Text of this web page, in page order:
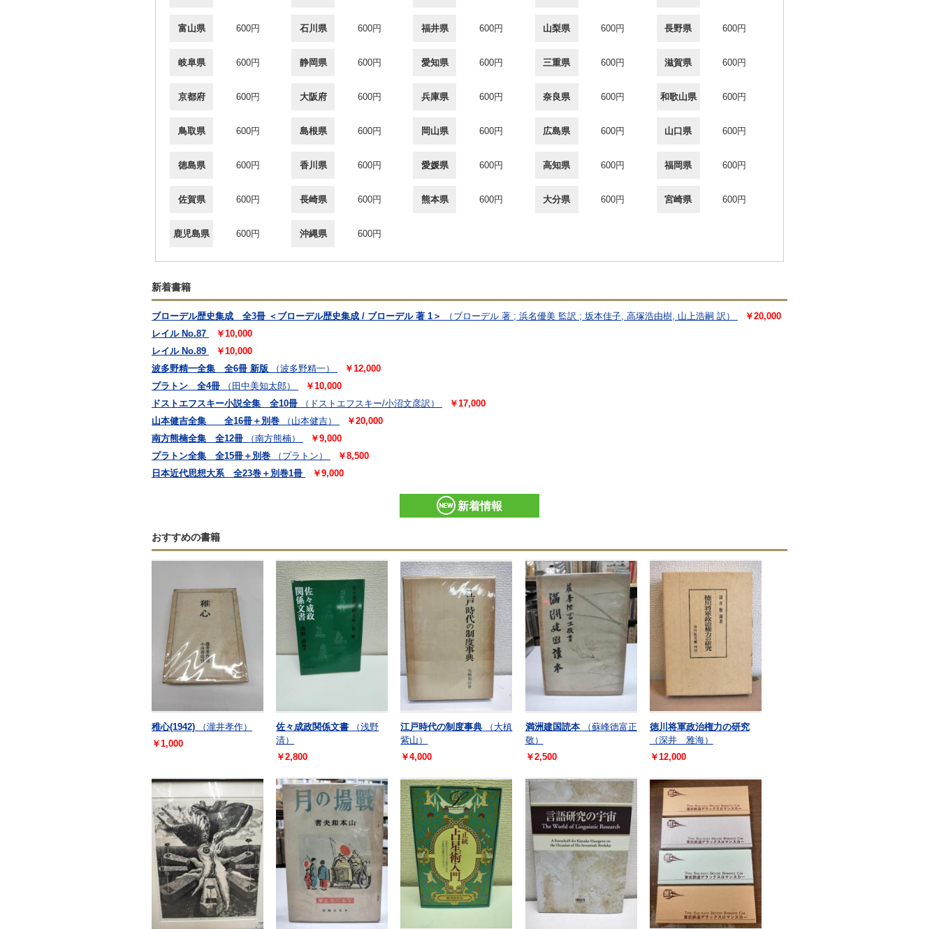
富山県 600円 石川県 600円 福井県 600円 山梨県 600円 長野県 600円
岐阜県 600円 静岡県 600円 愛知県 600円 三重県 600円 滋賀県 600円
京都府 600円 大阪府 600円 兵庫県 600円 奈良県 600円 和歌山県 600円
鳥取県 600円 島根県 600円 岡山県 600円 広島県 600円 山口県 600円
徳島県 600円 香川県 600円 愛媛県 600円 高知県 600円 福岡県 600円
佐賀県 600円 長崎県 600円 熊本県 600円 大分県 600円 宮崎県 600円
鹿児島県 600円 沖縄県 600円
新着書籍
ブローデル歴史集成 全3冊 ＜ブローデル歴史集成 / ブローデル 著 1＞ （ブローデル 著 ; 浜名優美 監訳 ; 坂本佳子, 高塚浩由樹, 山上浩嗣 訳）
￥20,000
レイル No.87
￥10,000
レイル No.89
￥10,000
波多野精一全集 全6冊 新版
（波多野精一）
￥12,000
プラトン 全4冊
（田中美知太郎）
￥10,000
ドストエフスキー小説全集 全10冊
（ドストエフスキー/小沼文彦訳）
￥17,000
山本健吉全集 全16冊＋別巻
（山本健吉）
￥20,000
南方熊楠全集 全12冊
（南方熊楠）
￥9,000
プラトン全集 全15冊＋別巻
（プラトン）
￥8,500
日本近代思想大系 全23巻＋別巻1冊
￥9,000
新着情報
おすすめの書籍
稚心(1942)
（瀧井孝作）
￥1,000
佐々成政関係文書
（浅野
清）
￥2,800
江戸時代の制度事典
（大槙
紫山）
￥4,000
満洲建国読本
（蘇峰徳富正
敬）
￥2,500
徳川将軍政治権力の研究
（深井 雅海）
￥12,000